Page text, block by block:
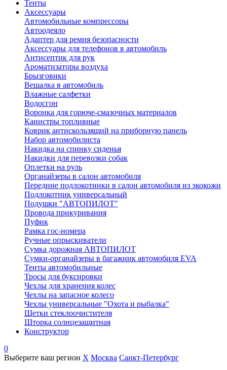
Тенты
Аксессуары
Автомобильные компрессоры
Автоодеяло
Адаптер для ремня безопасности
Аксессуары для телефонов в автомобиль
Антисептик для рук
Ароматизаторы воздуха
Брызговики
Вешалка в автомобиль
Влажные салфетки
Водосгон
Воронка для горюче-смазочных материалов
Канистры топливные
Коврик антискользящий на приборную панель
Набор автомобилиста
Накидка на спинку сиденья
Накидки для перевозки собак
Оплетки на руль
Органайзеры в салон автомобиля
Передние подлокотники в салон автомобиля из экокожи
Подлокотник универсальный
Подушки "АВТОПИЛОТ"
Провода прикуривания
Пуфик
Рамка гос-номера
Ручные опрыскиватели
Сумка дорожная АВТОПИЛОТ
Сумки-органайзеры в багажник автомобиля EVA
Тенты автомобильные
Тросы для буксировки
Чехлы для хранения колес
Чехлы на запасное колесо
Чехлы универсальные "Охота и рыбалка"
Щетки стеклоочистителя
Шторка солнцезащитная
Конструктор
0
Выберите ваш регион X Москва Санкт-Петербург